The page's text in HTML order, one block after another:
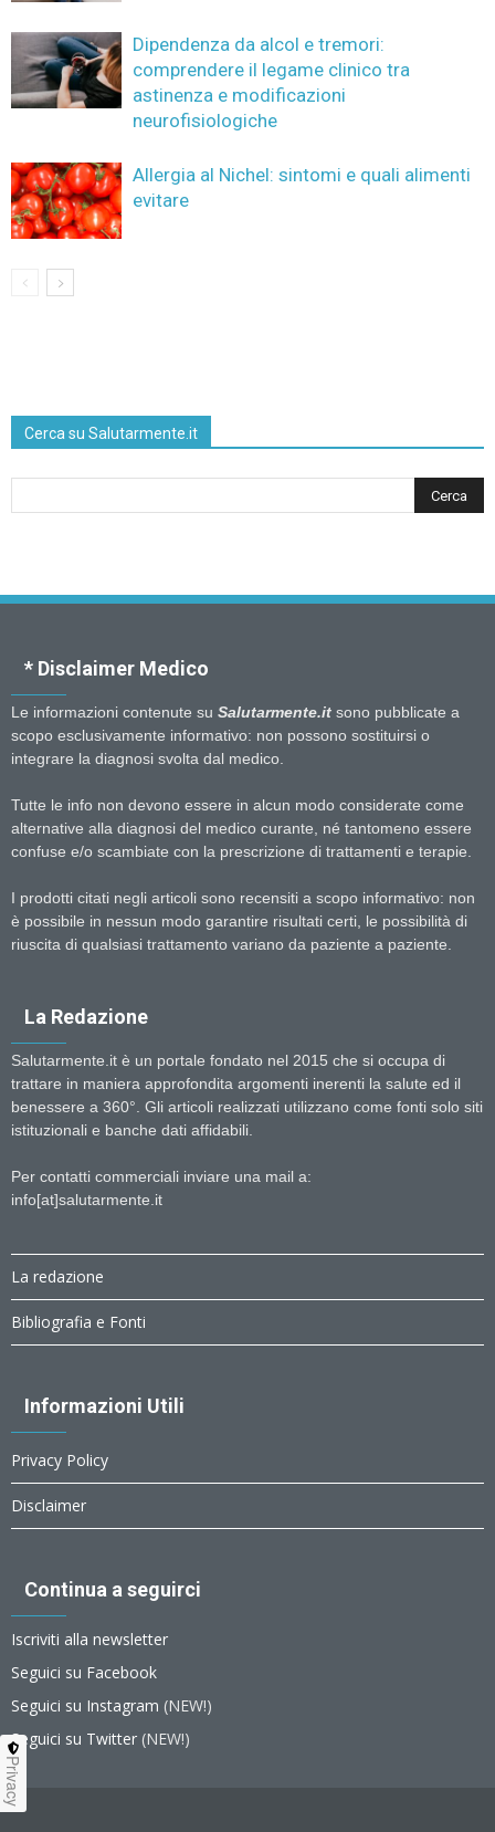
Dipendenza da alcol e tremori:
comprendere il legame clinico tra
astinenza e modificazioni
neurofisiologiche
Allergia al Nichel: sintomi e quali alimenti
evitare
Cerca su Salutarmente.it
* Disclaimer Medico
Le informazioni contenute su Salutarmente.it sono pubblicate a
scopo esclusivamente informativo: non possono sostituirsi o
integrare la diagnosi svolta dal medico.
Tutte le info non devono essere in alcun modo considerate come
alternative alla diagnosi del medico curante, né tantomeno essere
confuse e/o scambiate con la prescrizione di trattamenti e terapie.
I prodotti citati negli articoli sono recensiti a scopo informativo: non
è possibile in nessun modo garantire risultati certi, le possibilità di
riuscita di qualsiasi trattamento variano da paziente a paziente.
La Redazione
Salutarmente.it è un portale fondato nel 2015 che si occupa di
trattare in maniera approfondita argomenti inerenti la salute ed il
benessere a 360°. Gli articoli realizzati utilizzano come fonti solo siti
istituzionali e banche dati affidabili.
Per contatti commerciali inviare una mail a:
info[at]salutarmente.it
La redazione
Bibliografia e Fonti
Informazioni Utili
Privacy Policy
Disclaimer
Continua a seguirci
Iscriviti alla newsletter
Seguici su Facebook
Seguici su Instagram (NEW!)
Seguici su Twitter (NEW!)
Privacy